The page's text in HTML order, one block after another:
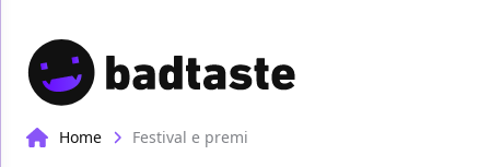
Home Festival e premi